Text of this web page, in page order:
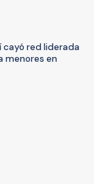
cayó red liderada
menores en